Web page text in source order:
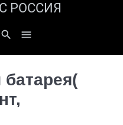
РОССИЯ
search 